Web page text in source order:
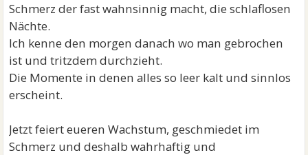
Schmerz der fast wahnsinnig macht, die schlaflosen
Nächte.
Ich kenne den morgen danach wo man gebrochen
ist und tritzdem durchzieht.
Die Momente in denen alles so leer kalt und sinnlos
erscheint.
Jetzt feiert eueren Wachstum, geschmiedet im
Schmerz und deshalb wahrhaftig und